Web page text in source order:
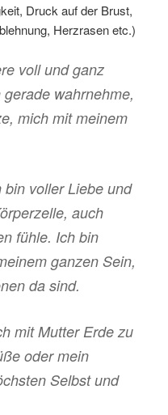
Druck auf der Brust,
Herzrasen etc.)
voll und ganz
wahrnehme,
mich mit meinem
voller Liebe und
auch
fühle. Ich bin
ganzen Sein,
da sind.
mit Mutter Erde zu
oder mein
Selbst und